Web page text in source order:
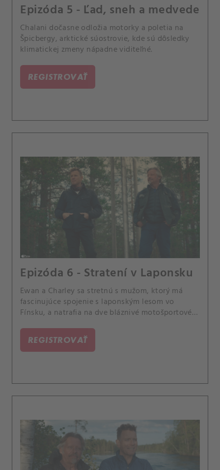
Epizóda 5 - Ľad, sneh a medvede
Chalani dočasne odložia motorky a poletia na
Špicbergy, arktické súostrovie, kde sú dôsledky
klimatickej zmeny nápadne viditeľné.
REGISTROVAŤ
Epizóda 6 - Stratení v Laponsku
Ewan a Charley sa stretnú s mužom, ktorý má
fascinujúce spojenie s laponským lesom vo
Fínsku, a natrafia na dve bláznivé motošportové
REGISTROVAŤ